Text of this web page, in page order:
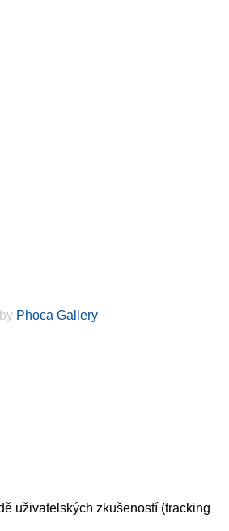
Phoca Gallery
uživatelských zkušeností (tracking